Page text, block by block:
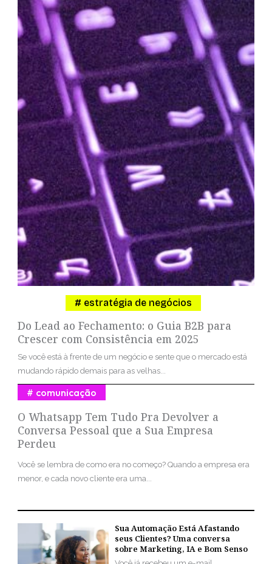
Do Lead ao Fechamento: o Guia B2B para
Crescer com Consistência em 2025
estratégia de negócios
Se você está à frente de um negócio e sente que o mercado está
mudando rápido demais para as velhas...
O Whatsapp Tem Tudo Pra Devolver a
Conversa Pessoal que a Sua Empresa
Perdeu
comunicação
Você se lembra de como era no começo? Quando a empresa era
menor, e cada novo cliente era uma...
Sua Automação Está Afastando
seus Clientes? Uma conversa
sobre Marketing, IA e Bom Senso